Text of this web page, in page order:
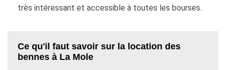
très intéressant et accessible à toutes les bourses.
Ce qu'il faut savoir sur la location des
bennes à La Mole